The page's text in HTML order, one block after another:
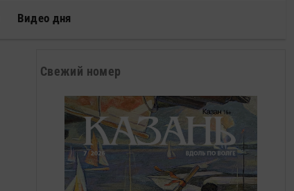
Видео дня
Свежий номер